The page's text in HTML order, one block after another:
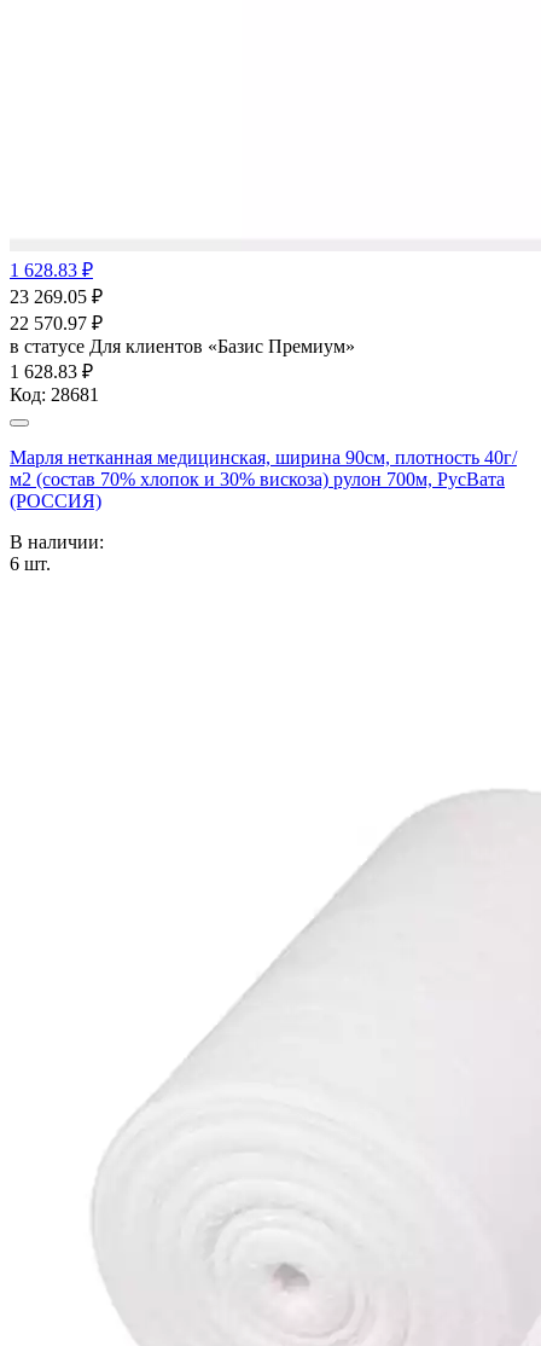
1 628.83 ₽
23 269.05 ₽
22 570.97 ₽
в статусе Для клиентов «Базис Премиум»
1 628.83 ₽
Код: 28681
Марля нетканная медицинская, ширина 90см, плотность 40г/
м2 (состав 70% хлопок и 30% вискоза) рулон 700м, РусВата
(РОССИЯ)
В наличии:
6 шт.